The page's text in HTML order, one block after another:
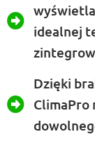
idealnej
Dzięki
ClimaPro